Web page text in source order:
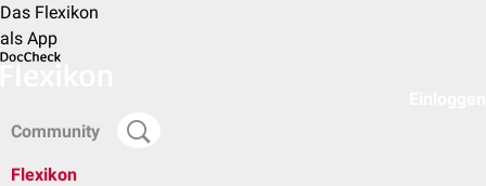
Das Flexikon
als App
Community
Flexikon